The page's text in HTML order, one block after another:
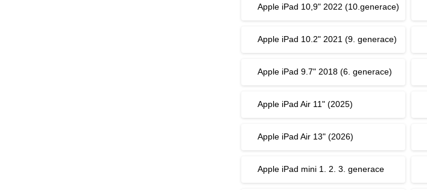
Apple iPad 10,9" 2022 (10.generace)
Apple iPad 10.2" 2021 (9. generace)
Apple iPad 9.7" 2018 (6. generace)
Apple iPad Air 11" (2025)
Apple iPad Air 13" (2026)
Apple iPad mini 1. 2. 3. generace